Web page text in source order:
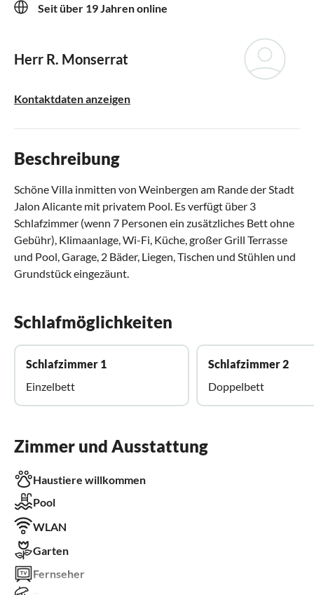
Seit über 19 Jahren online
Herr R. Monserrat
Kontaktdaten anzeigen
Beschreibung
Schöne Villa inmitten von Weinbergen am Rande der Stadt
Jalon Alicante mit privatem Pool. Es verfügt über 3
Schlafzimmer (wenn 7 Personen ein zusätzliches Bett ohne
Gebühr), Klimaanlage, Wi-Fi, Küche, großer Grill Terrasse
und Pool, Garage, 2 Bäder, Liegen, Tischen und Stühlen und
Grundstück eingezäunt.
Schlafmöglichkeiten
Schlafzimmer 1
Einzelbett
Schlafzimmer 2
Doppelbett
Zimmer und Ausstattung
Haustiere willkommen
Pool
WLAN
Garten
Fernseher